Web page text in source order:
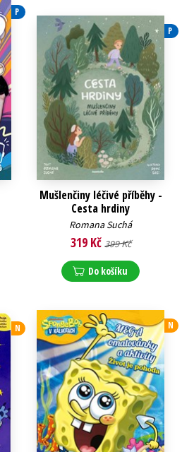
P
P
Mušlenčiny léčivé příběhy -
Cesta hrdiny
Romana Suchá
319 Kč 399 Kč
Do košíku
N N